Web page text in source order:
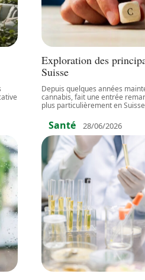
Exploration des
Suisse
Depuis quelques années
cannabis, fait une entrée
plus particulièrement en
Santé 28/06/2026